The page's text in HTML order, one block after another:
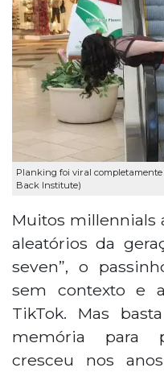
Planking foi viral completamente
Back Institute)
Muitos millennials
aleatórios da
seven”, o
sem contexto e
TikTok. Mas
memória para
cresceu nos